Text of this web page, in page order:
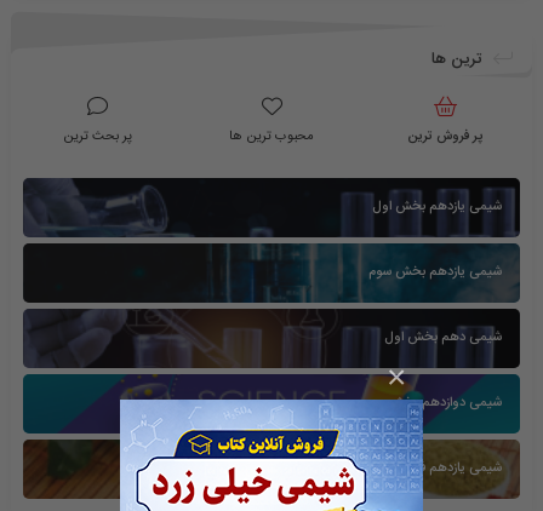
×
ترین ها
پر فروش ترین محبوب ترین ها پر بحث ترین
شیمی یازدهم بخش اول
شیمی یازدهم بخش سوم
شیمی دهم بخش اول
شیمی دوازدهم بخش سوم
شیمی یازدهم فصل دوم